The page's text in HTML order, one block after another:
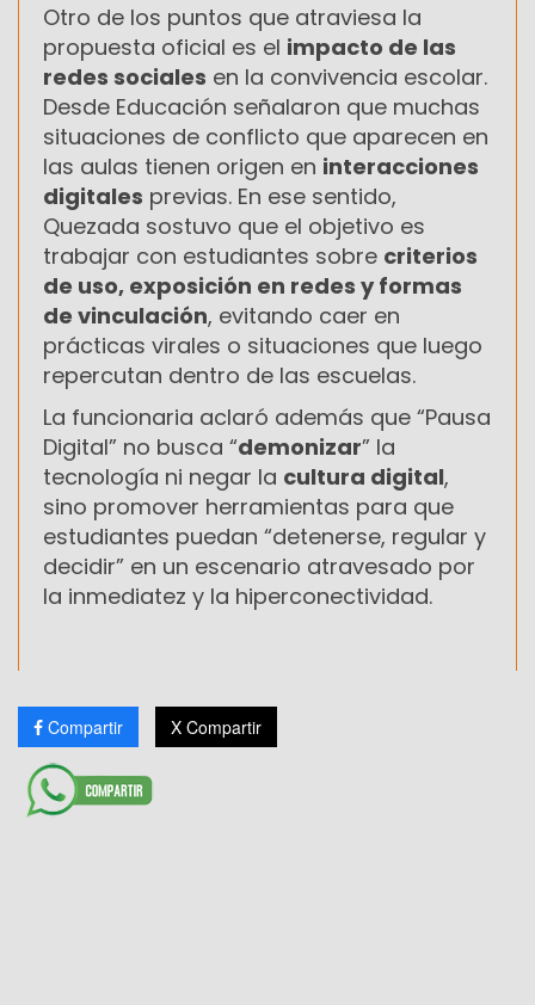
Otro de los puntos que atraviesa la
propuesta oficial es el impacto de las
redes sociales en la convivencia escolar.
Desde Educación señalaron que muchas
situaciones de conflicto que aparecen en
las aulas tienen origen en interacciones
digitales previas. En ese sentido,
Quezada sostuvo que el objetivo es
trabajar con estudiantes sobre criterios
de uso, exposición en redes y formas
de vinculación, evitando caer en
prácticas virales o situaciones que luego
repercutan dentro de las escuelas.
La funcionaria aclaró además que “Pausa
Digital” no busca “demonizar” la
tecnología ni negar la cultura digital,
sino promover herramientas para que
estudiantes puedan “detenerse, regular y
decidir” en un escenario atravesado por
la inmediatez y la hiperconectividad.
Compartir X Compartir